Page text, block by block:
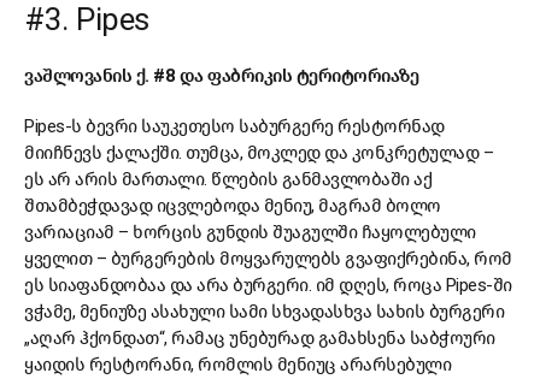
#3. Pipes
ვაშლოვანის ქ. #8 და ფაბრიკის ტერიტორიაზე
Pipes-ს ბევრი საუკეთესო საბურგერე რესტორნად
მიიჩნევს ქალაქში. თუმცა, მოკლედ და კონკრეტულად –
ეს არ არის მართალი. წლების განმავლობაში აქ
შთამბეჭდავად იცვლებოდა მენიუ, მაგრამ ბოლო
ვარიაციამ – ხორცის გუნდის შუაგულში ჩაყოლებული
ყველით – ბურგერების მოყვარულებს გვაფიქრებინა, რომ
ეს სიაფანდობაა და არა ბურგერი. იმ დღეს, როცა Pipes-ში
ვჭამე, მენიუზე ასახული სამი სხვადასხვა სახის ბურგერი
„აღარ ჰქონდათ“, რამაც უნებურად გამახსენა საბჭოური
ყაიდის რესტორანი, რომლის მენიუც არარსებული